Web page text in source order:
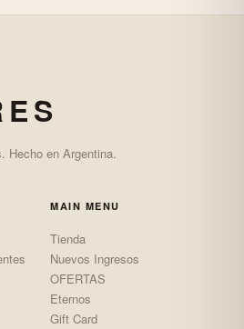
Hecho en Argentina.
MAIN MENU
Tienda
Nuevos Ingresos
OFERTAS
Eternos
Gift Card